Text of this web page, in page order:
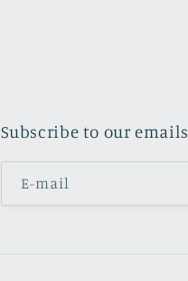
Subscribe to our emails
E-mail